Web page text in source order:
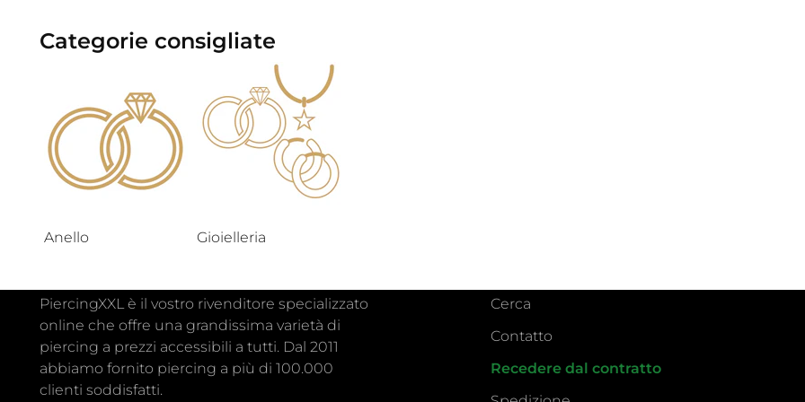
Categorie consigliate
Anello Gioielleria
PiercingXXL è il vostro rivenditore specializzato
online che offre una grandissima varietà di
piercing a prezzi accessibili a tutti. Dal 2011
abbiamo fornito piercing a più di 100.000
clienti soddisfatti.
Cerca
Contatto
Recedere dal contratto